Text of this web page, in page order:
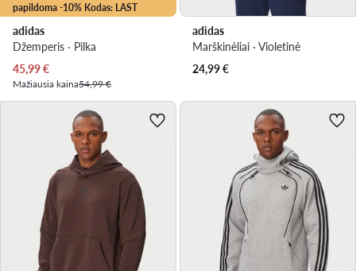
papildoma -10% Kodas: LAST
adidas
Džemperis · Pilka
Dabartinė kaina
45,99€
Mažiausia kaina54,99 €
adidas
Marškinėliai · Violetinė
24,99€